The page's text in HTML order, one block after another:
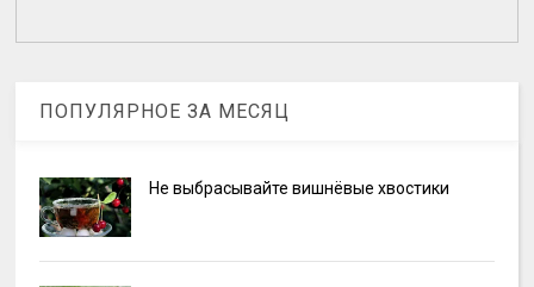
ПОПУЛЯРНОЕ ЗА МЕСЯЦ
Не выбрасывайте вишнёвые хвостики